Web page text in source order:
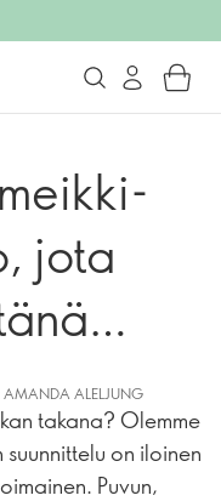
jota
AMANDA ALELJUNG
takana? Olemme
on iloinen
Puvun,